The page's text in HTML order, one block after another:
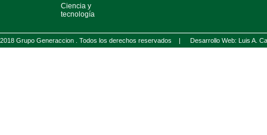
Ciencia y
tecnología
2018 Grupo Generaccion . Todos los derechos reservados | Desarrollo Web: Luis